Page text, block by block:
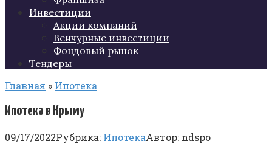
Инвестиции
Акции компаний
Венчурные инвестиции
Фондовый рынок
Тендеры
Главная » Ипотека
Ипотека в Крыму
09/17/2022Рубрика: ИпотекаАвтор: ndspo